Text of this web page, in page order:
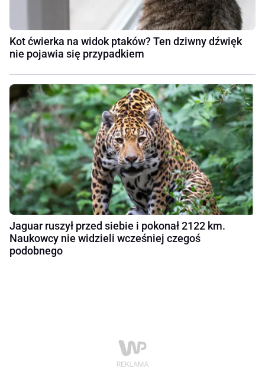
Kot ćwierka na widok ptaków? Ten dziwny dźwięk
nie pojawia się przypadkiem
Jaguar ruszył przed siebie i pokonał 2122 km.
Naukowcy nie widzieli wcześniej czegoś
podobnego